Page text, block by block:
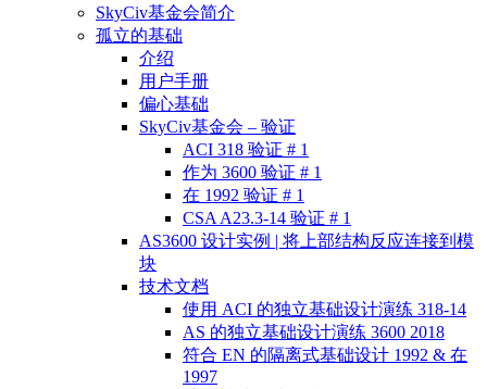
SkyCiv基金会简介
孤立的基础
介绍
用户手册
偏心基础
SkyCiv基金会 – 验证
ACI 318 验证 # 1
作为 3600 验证 # 1
在 1992 验证 # 1
CSA A23.3-14 验证 # 1
AS3600 设计实例 | 将上部结构反应连接到模
块
技术文档
使用 ACI 的独立基础设计演练 318-14
AS 的独立基础设计演练 3600 2018
符合 EN 的隔离式基础设计 1992 & 在
1997